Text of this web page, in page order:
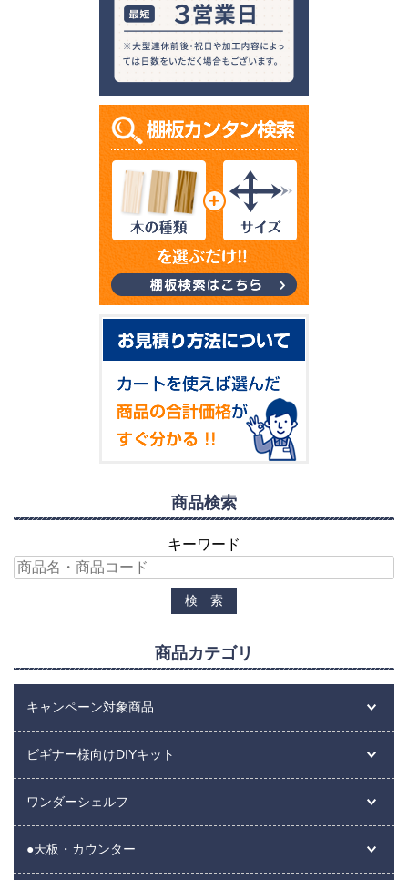
商品検索
キーワード
商品カテゴリ
キャンペーン対象商品
ビギナー様向けDIYキット
ワンダーシェルフ
●天板・カウンター